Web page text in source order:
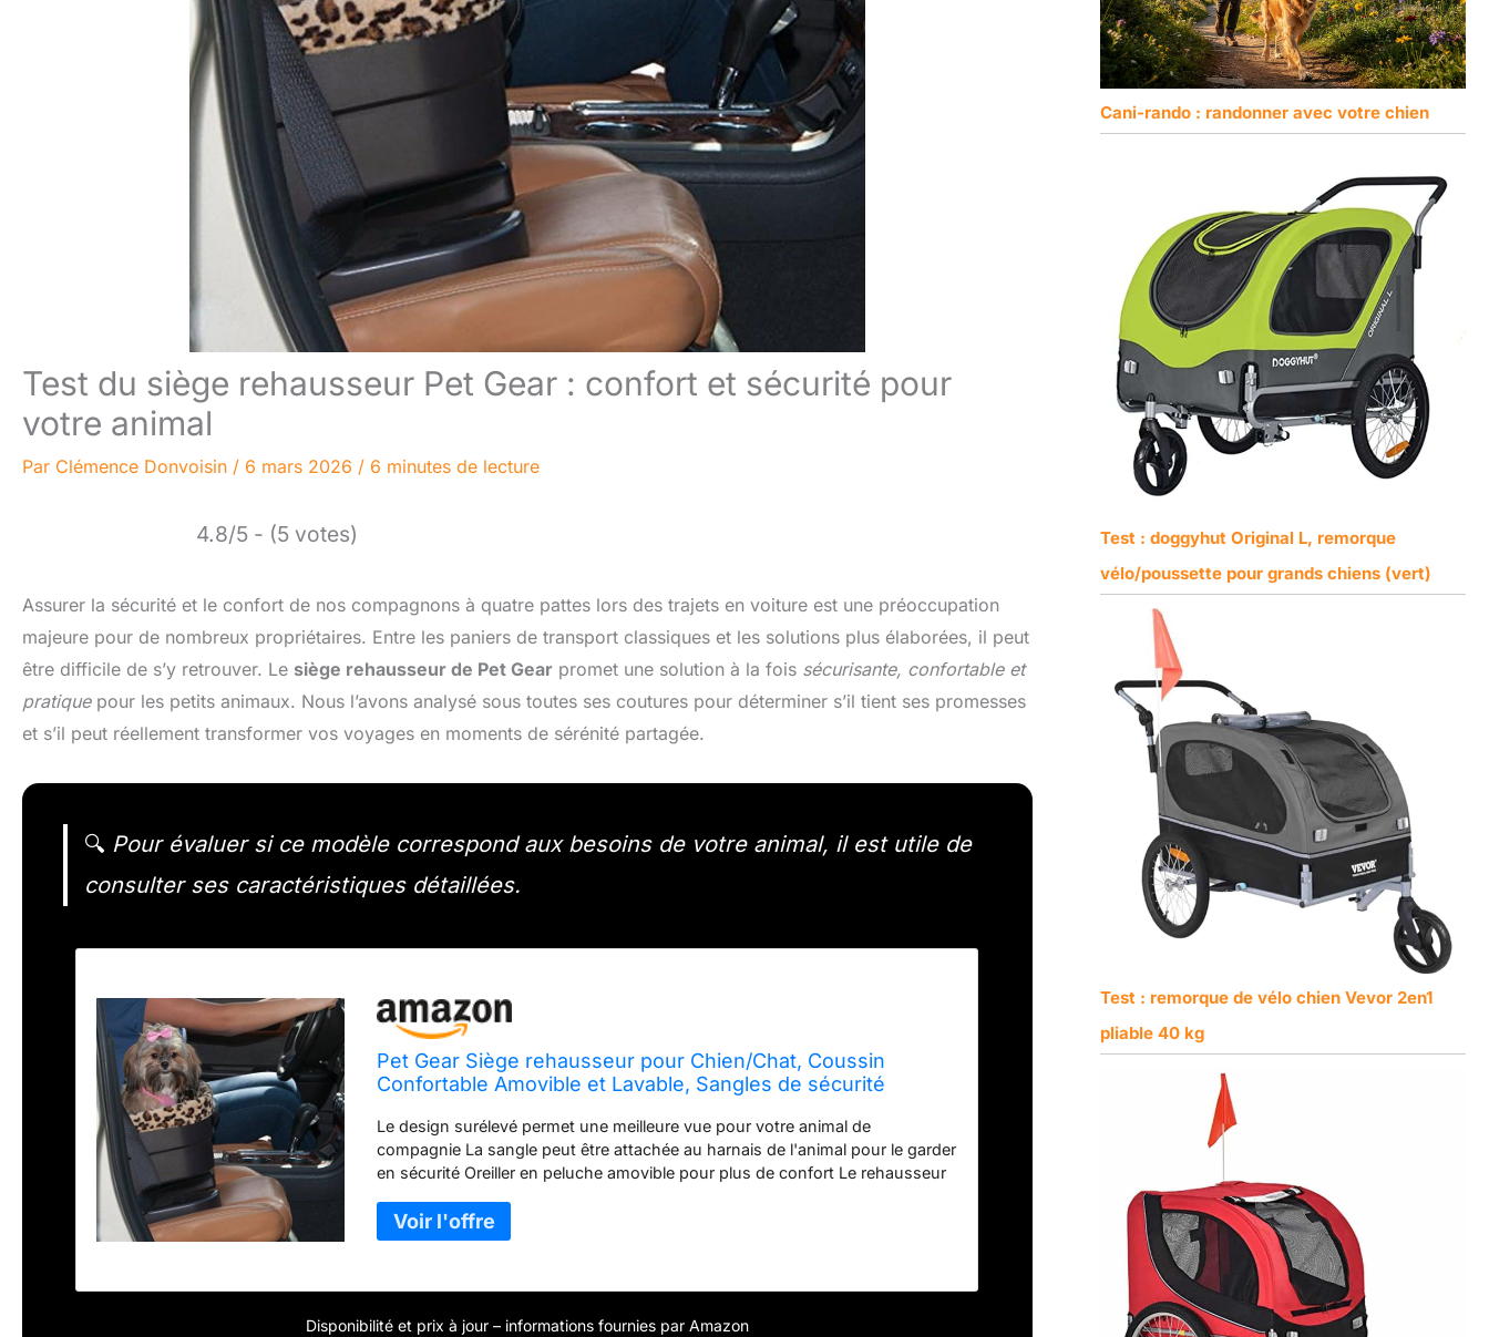
Test du siège rehausseur Pet Gear : confort et sécurité pour
votre animal
Par Clémence Donvoisin / 6 mars 2026 / 6 minutes de lecture
4.8/5 - (5 votes)
Assurer la sécurité et le confort de nos compagnons à quatre pattes lors des trajets en voiture est une préoccupation
majeure pour de nombreux propriétaires. Entre les paniers de transport classiques et les solutions plus élaborées, il peut
être difficile de s’y retrouver. Le siège rehausseur de Pet Gear promet une solution à la fois sécurisante, confortable et
pratiquepour les petits animaux. Nous l’avons analysé sous toutes ses coutures pour déterminer s’il tient ses promesses
et s’il peut réellement transformer vos voyages en moments de sérénité partagée.
🔍 Pour évaluer si ce modèle correspond aux besoins de votre animal, il est utile de
consulter ses caractéristiques détaillées.
Pet Gear Siège rehausseur pour Chien/Chat, Coussin
Confortable Amovible et Lavable, Sangles de sécurité
nécessaire, 40,6 cm Chocolat/Jaguar
Le design surélevé permet une meilleure vue pour votre animal de
compagnie La sangle peut être attachée au harnais de l'animal pour le garder
en sécurité Oreiller en peluche amovible pour plus de confort Le rehausseur
nettoyage facile 40,6 x 30,5 x 17,8 cm (L
Disponibilité et prix à jour – informations fournies par Amazon
Cani-rando : randonner avec votre chien
Test : doggyhut Original L, remorque
vélo/poussette pour grands chiens (vert)
Test : remorque de vélo chien Vevor 2en1
pliable 40 kg